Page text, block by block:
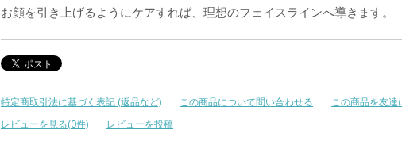
お顔を引き上げるようにケアすれば、理想のフェイスラインへ導きます。
特定商取引法に基づく表記 (返品など) この商品について問い合わせる この商品を友達
レビューを見る(0件)
レビューを投稿